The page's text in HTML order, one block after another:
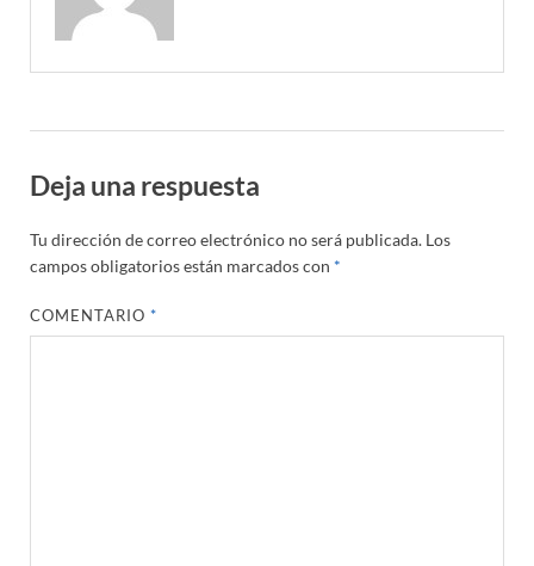
Deja una respuesta
Tu dirección de correo electrónico no será publicada. Los
campos obligatorios están marcados con *
COMENTARIO*